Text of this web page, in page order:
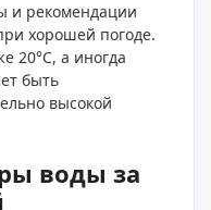
и рекомендации
хорошей погоде.
20°C, а иногда
быть
высокой
воды за